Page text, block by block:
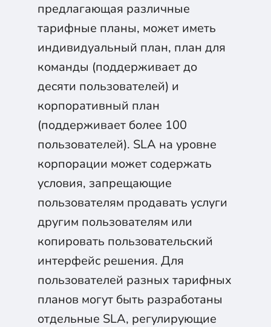
предлагающая различные
тарифные планы, может иметь
индивидуальный план, план для
команды (поддерживает до
десяти пользователей) и
корпоративный план
(поддерживает более 100
пользователей). SLA на уровне
корпорации может содержать
условия, запрещающие
пользователям продавать услуги
другим пользователям или
копировать пользовательский
интерфейс решения. Для
пользователей разных тарифных
планов могут быть разработаны
отдельные SLA, регулирующие